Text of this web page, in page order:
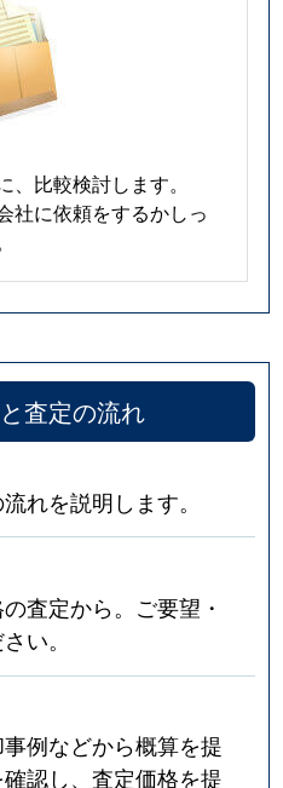
比較検討します。
社に依頼をするかしっ
査定の流れ
れを説明します。
査定から。ご要望・
い。
例などから概算を提
認し、査定価格を提